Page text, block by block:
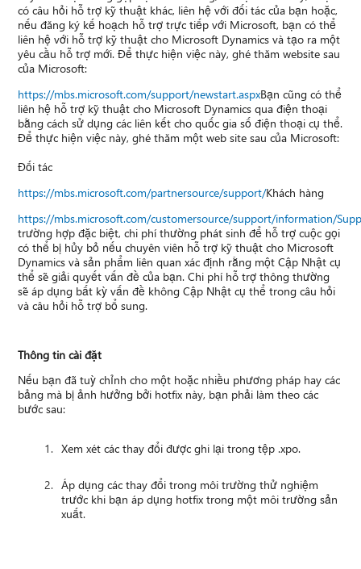
có câu hỏi hỗ trợ kỹ thuật khác, liên hệ với đối tác của bạn hoặc,
nếu đăng ký kế hoạch hỗ trợ trực tiếp với Microsoft, bạn có thể
liên hệ với hỗ trợ kỹ thuật cho Microsoft Dynamics và tạo ra một
yêu cầu hỗ trợ mới. Để thực hiện việc này, ghé thăm website sau
của Microsoft:
https://mbs.microsoft.com/support/newstart.aspxBạn cũng có thể
liên hệ hỗ trợ kỹ thuật cho Microsoft Dynamics qua điện thoại
bằng cách sử dụng các liên kết cho quốc gia số điện thoại cụ thể.
Để thực hiện việc này, ghé thăm một web site sau của Microsoft:
Đối tác
https://mbs.microsoft.com/partnersource/support/Khách hàng
https://mbs.microsoft.com/customersource/support/information/
trường hợp đặc biệt, chi phí thường phát sinh để hỗ trợ cuộc gọi
có thể bị hủy bỏ nếu chuyên viên hỗ trợ kỹ thuật cho Microsoft
Dynamics và sản phẩm liên quan xác định rằng một Cập Nhật cụ
thể sẽ giải quyết vấn đề của bạn. Chi phí hỗ trợ thông thường
sẽ áp dụng bất kỳ vấn đề không Cập Nhật cụ thể trong câu hỏi
và câu hỏi hỗ trợ bổ sung.
Thông tin cài đặt
Nếu bạn đã tuỳ chỉnh cho một hoặc nhiều phương pháp hay các
bảng mà bị ảnh hưởng bởi hotfix này, bạn phải làm theo các
bước sau:
Xem xét các thay đổi được ghi lại trong tệp .xpo.
Áp dụng các thay đổi trong môi trường thử nghiệm
trước khi bạn áp dụng hotfix trong một môi trường sản
xuất.